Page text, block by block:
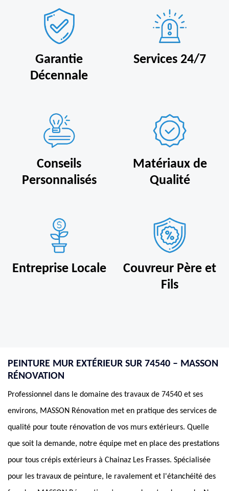
Garantie
Décennale
Services 24/7
Conseils
Personnalisés
Matériaux de
Qualité
Entreprise Locale
Couvreur Père et
Fils
PEINTURE MUR EXTÉRIEUR SUR 74540 – MASSON
RÉNOVATION
Professionnel dans le domaine des travaux de 74540 et ses
environs, MASSON Rénovation met en pratique des services de
qualité pour toute rénovation de vos murs extérieurs. Quelle
que soit la demande, notre équipe met en place des prestations
pour tous crépis extérieurs à Chainaz Les Frasses. Spécialisée
pour les travaux de peinture, le ravalement et l'étanchéité des